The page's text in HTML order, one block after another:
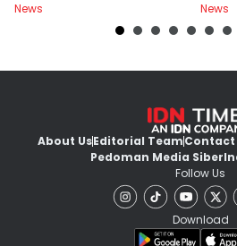
News
News
About UsEditorial TeamContact
Pedoman Media Siber
Follow Us
Download